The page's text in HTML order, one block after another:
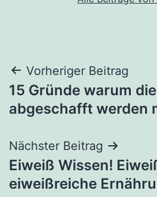
Vorheriger Beitrag
15 Gründe warum
abgeschafft werden
Nächster Beitrag
Eiweiß Wissen!
eiweißreiche